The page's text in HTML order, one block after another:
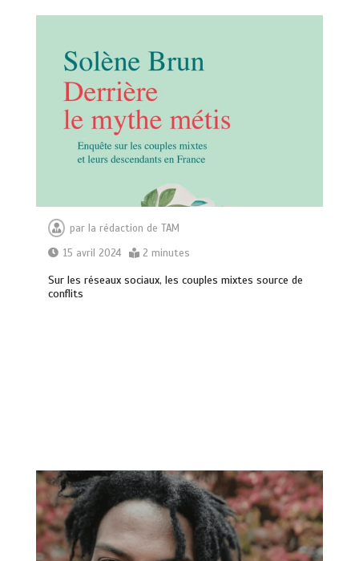
par la rédaction de TAM
15 avril 2024
2 minutes
Sur les réseaux sociaux, les couples mixtes source de
conflits